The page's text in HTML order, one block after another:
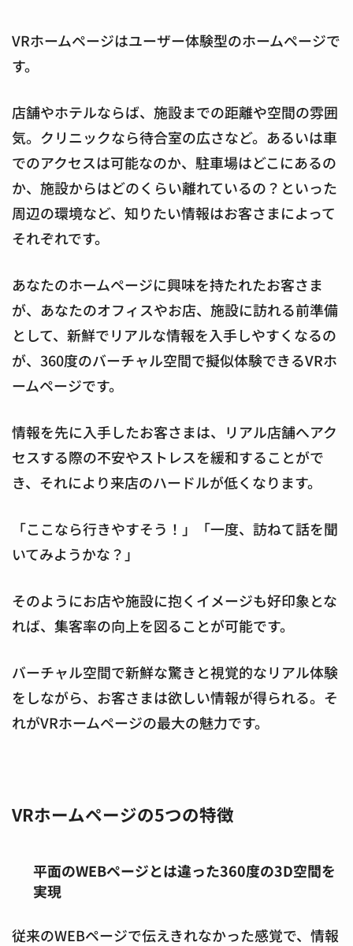
VRホームページはユーザー体験型のホームページで
す。
店舗やホテルならば、施設までの距離や空間の雰囲
気。クリニックなら待合室の広さなど。あるいは車
でのアクセスは可能なのか、駐車場はどこにあるの
か、施設からはどのくらい離れているの？といった
周辺の環境など、知りたい情報はお客さまによって
それぞれです。
あなたのホームページに興味を持たれたお客さま
が、あなたのオフィスやお店、施設に訪れる前準備
として、新鮮でリアルな情報を入手しやすくなるの
が、360度のバーチャル空間で擬似体験できるVRホ
ームページです。
情報を先に入手したお客さまは、リアル店舗へアク
セスする際の不安やストレスを緩和することがで
き、それにより来店のハードルが低くなります。
「ここなら行きやすそう！」「一度、訪ねて話を聞
いてみようかな？」
そのようにお店や施設に抱くイメージも好印象とな
れば、集客率の向上を図ることが可能です。
バーチャル空間で新鮮な驚きと視覚的なリアル体験
をしながら、お客さまは欲しい情報が得られる。そ
れがVRホームページの最大の魅力です。
VRホームページの5つの特徴
平面のWEBページとは違った360度の3D空間を
実現
従来のWEBページで伝えきれなかった感覚で、情報